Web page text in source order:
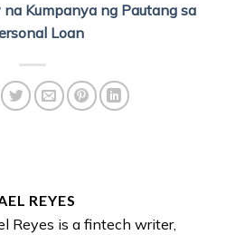
Kumpanya ng Pautang sa
Loan
REYES
Reyes is a fintech writer,